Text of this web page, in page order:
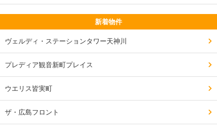
新着物件
ヴェルディ・ステーションタワー天神川
プレディア観音新町プレイス
ウエリス皆実町
ザ・広島フロント